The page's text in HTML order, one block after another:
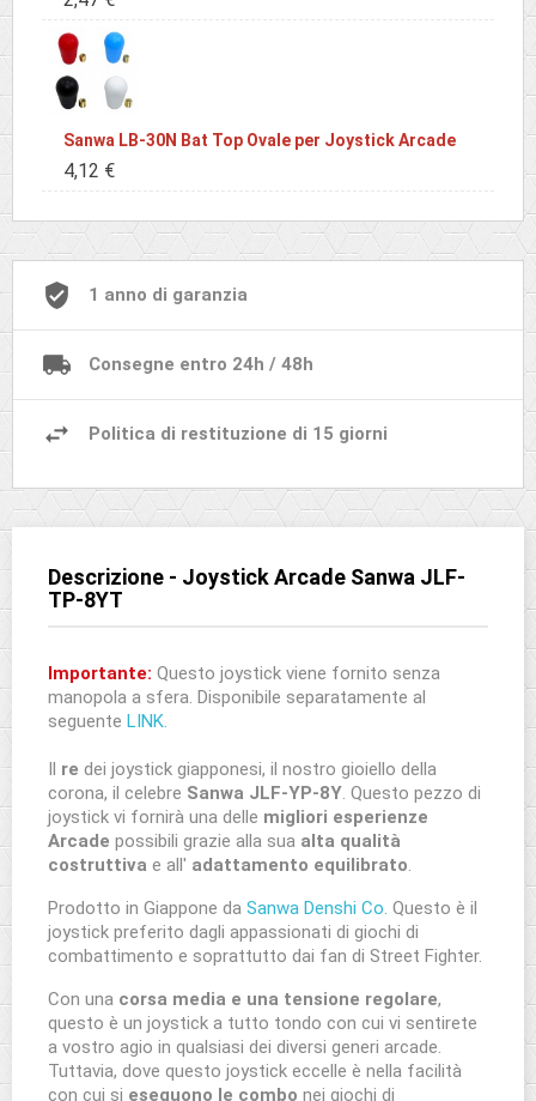
Sanwa LB-30N Bat Top Ovale per Joystick Arcade
4,12 €
1 anno di garanzia
Consegne entro 24h / 48h
Politica di restituzione di 15 giorni
Descrizione - Joystick Arcade Sanwa JLF-
TP-8YT
Importante: Questo joystick viene fornito senza
manopola a sfera. Disponibile separatamente al
seguente LINK.
Il re dei joystick giapponesi, il nostro gioiello della
corona, il celebre Sanwa JLF-YP-8Y. Questo pezzo di
joystick vi fornirà una delle migliori esperienze
Arcade possibili grazie alla sua alta qualità
costruttiva e all' adattamento equilibrato.
Prodotto in Giappone da Sanwa Denshi Co. Questo è il
joystick preferito dagli appassionati di giochi di
combattimento e soprattutto dai fan di Street Fighter.
Con una corsa media e una tensione regolare,
questo è un joystick a tutto tondo con cui vi sentirete
a vostro agio in qualsiasi dei diversi generi arcade.
Tuttavia, dove questo joystick eccelle è nella facilità
con cui si eseguono le combo nei giochi di